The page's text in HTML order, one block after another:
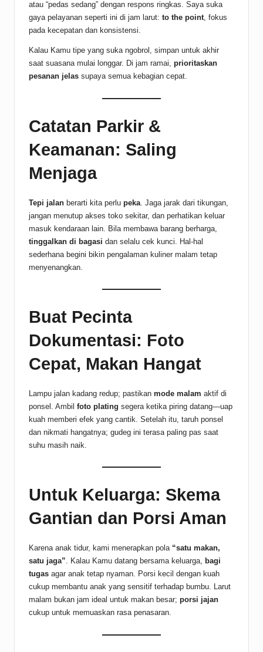
atau “pedas sedang” dengan respons ringkas. Saya suka
gaya pelayanan seperti ini di jam larut: to the point, fokus
pada kecepatan dan konsistensi.
Kalau Kamu tipe yang suka ngobrol, simpan untuk akhir
saat suasana mulai longgar. Di jam ramai, prioritaskan
pesanan jelas supaya semua kebagian cepat.
Catatan Parkir &
Keamanan: Saling
Menjaga
Tepi jalan berarti kita perlu peka . Jaga jarak dari tikungan,
jangan menutup akses toko sekitar, dan perhatikan keluar
masuk kendaraan lain. Bila membawa barang berharga,
tinggalkan di bagasi dan selalu cek kunci. Hal-hal
sederhana begini bikin pengalaman kuliner malam tetap
menyenangkan.
Buat Pecinta
Dokumentasi: Foto
Cepat, Makan Hangat
Lampu jalan kadang redup; pastikan mode malam aktif di
ponsel. Ambil foto plating segera ketika piring datang—uap
kuah memberi efek yang cantik. Setelah itu, taruh ponsel
dan nikmati hangatnya; gudeg ini terasa paling pas saat
suhu masih naik.
Untuk Keluarga: Skema
Gantian dan Porsi Aman
Karena anak tidur, kami menerapkan pola “satu makan,
satu jaga” . Kalau Kamu datang bersama keluarga,
bagi
tugas agar anak tetap nyaman. Porsi kecil dengan kuah
cukup membantu anak yang sensitif terhadap bumbu. Larut
malam bukan jam ideal untuk makan besar; porsi jajan
cukup untuk memuaskan rasa penasaran.